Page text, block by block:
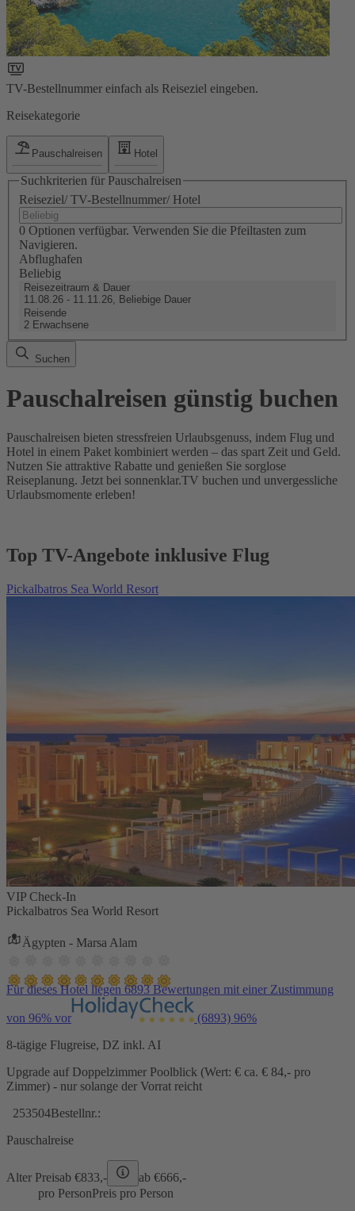
TV-Bestellnummer einfach als Reiseziel eingeben.
Reisekategorie
Pauschalreisen Hotel
Suchkriterien für Pauschalreisen
Reiseziel/ TV-Bestellnummer/ Hotel
0 Optionen verfügbar. Verwenden Sie die Pfeiltasten zum
Navigieren.
Abflughafen
Beliebig
Reisezeitraum & Dauer
11.08.26 - 11.11.26, Beliebige Dauer
Reisende
2 Erwachsene
Suchen
Pauschalreisen günstig buchen
Pauschalreisen bieten stressfreien Urlaubsgenuss, indem Flug und
Hotel in einem Paket kombiniert werden – das spart Zeit und Geld.
Nutzen Sie attraktive Rabatte und genießen Sie sorglose
Reiseplanung. Jetzt bei sonnenklar.TV buchen und unvergessliche
Urlaubsmomente erleben!
Top TV-Angebote inklusive Flug
Pickalbatros Sea World Resort
VIP Check-In
Pickalbatros Sea World Resort
Ägypten - Marsa Alam
Für dieses Hotel liegen 6893 Bewertungen mit einer Zustimmung
von 96% vor (6893) 96%
8-tägige Flugreise, DZ inkl. AI
Upgrade auf Doppelzimmer Poolblick (Wert: € ca. € 84,- pro
Zimmer) - nur solange der Vorrat reicht
253504Bestellnr.:
Pauschalreise
Alter Preisab €833,- ab €666,-
pro PersonPreis pro Person